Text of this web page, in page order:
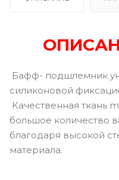
Бафф- подшлемник
силиконовой
Качественная ткань
большое количество
благодаря высокой
материала.